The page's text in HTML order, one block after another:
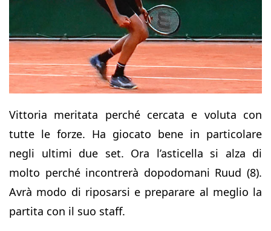
Vittoria meritata perché cercata e voluta con
tutte le forze. Ha giocato bene in particolare
negli ultimi due set. Ora l’asticella si alza di
molto perché incontrerà dopodomani Ruud (8).
Avrà modo di riposarsi e preparare al meglio la
partita con il suo staff.